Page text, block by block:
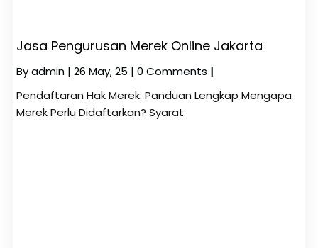
Jasa Pengurusan Merek Online Jakarta
Byadmin | 26 May, 25 | 0 Comments |
Pendaftaran Hak Merek: Panduan Lengkap Mengapa
Merek Perlu Didaftarkan? Syarat